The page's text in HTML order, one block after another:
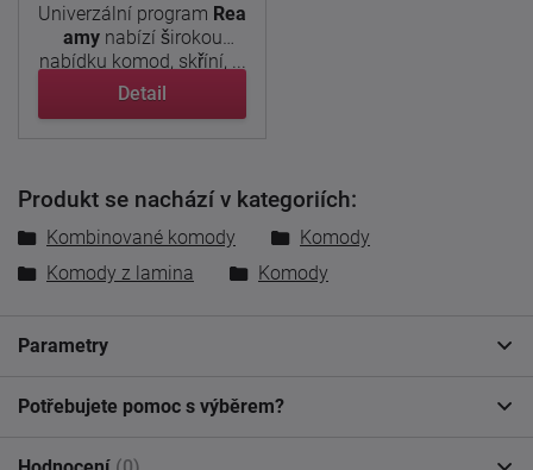
Univerzální program Rea
amynabízí širokou
nabídku komod, skříní, ...
Detail
Produkt se nachází v kategoriích:
Kombinované komody
Komody
Komody z lamina
Komody
Parametry
Potřebujete pomoc s výběrem?